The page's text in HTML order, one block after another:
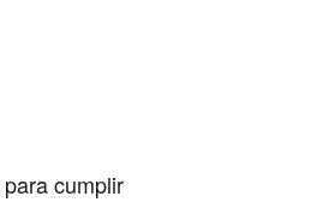
para cumplir